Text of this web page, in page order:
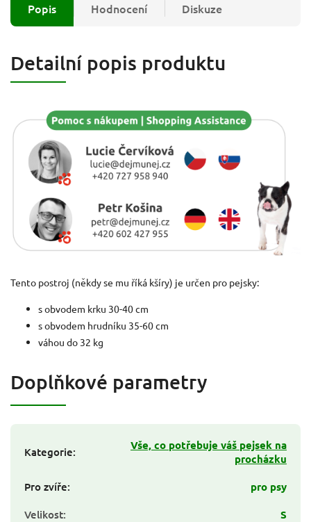
Popis Hodnocení Diskuze
Detailní popis produktu
Tento postroj (někdy se mu říká kšíry) je určen pro pejsky:
s obvodem krku 30-40 cm
s obvodem hrudníku 35-60 cm
váhou do 32 kg
Doplňkové parametry
Kategorie:
Vše, co potřebuje váš pejsek na
procházku
Pro zvíře:
pro psy
Velikost: S